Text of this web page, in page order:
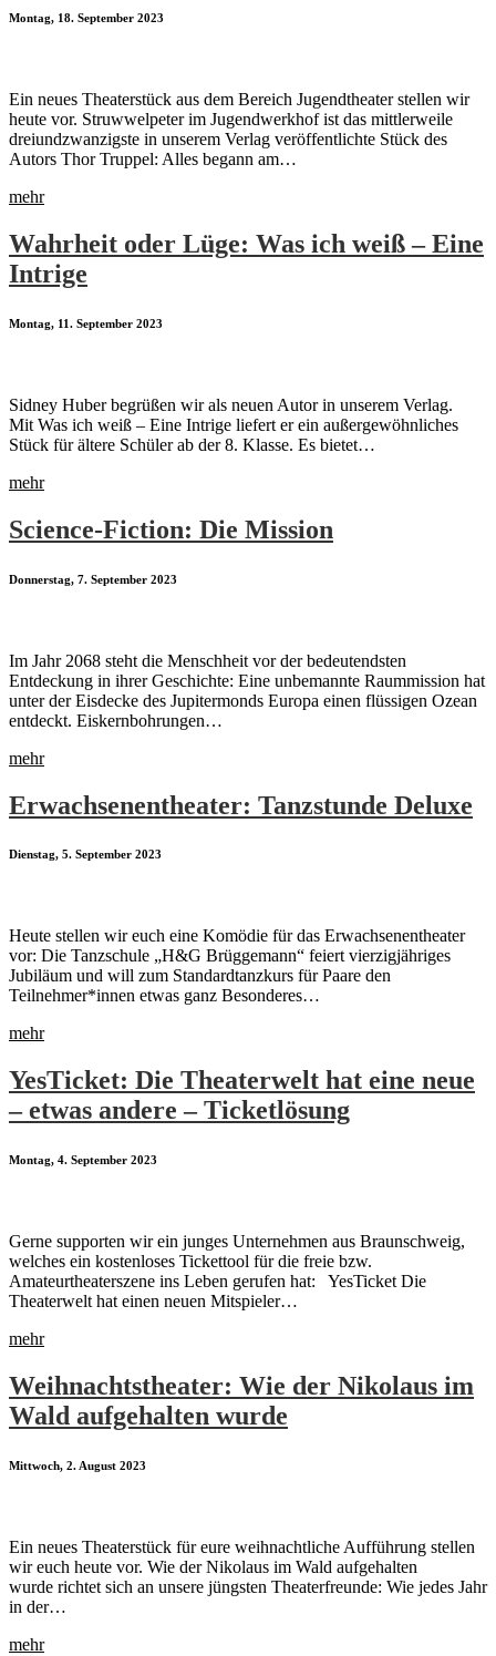
Montag, 18. September 2023
Ein neues Theaterstück aus dem Bereich Jugendtheater stellen wir
heute vor. Struwwelpeter im Jugendwerkhof ist das mittlerweile
dreiundzwanzigste in unserem Verlag veröffentlichte Stück des
Autors Thor Truppel: Alles begann am…
mehr
Wahrheit oder Lüge: Was ich weiß – Eine
Intrige
Montag, 11. September 2023
Sidney Huber begrüßen wir als neuen Autor in unserem Verlag.
Mit Was ich weiß – Eine Intrige liefert er ein außergewöhnliches
Stück für ältere Schüler ab der 8. Klasse. Es bietet…
mehr
Science-Fiction: Die Mission
Donnerstag, 7. September 2023
Im Jahr 2068 steht die Menschheit vor der bedeutendsten
Entdeckung in ihrer Geschichte: Eine unbemannte Raummission hat
unter der Eisdecke des Jupitermonds Europa einen flüssigen Ozean
entdeckt. Eiskernbohrungen…
mehr
Erwachsenentheater: Tanzstunde Deluxe
Dienstag, 5. September 2023
Heute stellen wir euch eine Komödie für das Erwachsenentheater
vor: Die Tanzschule „H&G Brüggemann“ feiert vierzigjähriges
Jubiläum und will zum Standardtanzkurs für Paare den
Teilnehmer*innen etwas ganz Besonderes…
mehr
YesTicket: Die Theaterwelt hat eine neue
– etwas andere – Ticketlösung
Montag, 4. September 2023
Gerne supporten wir ein junges Unternehmen aus Braunschweig,
welches ein kostenloses Tickettool für die freie bzw.
Amateurtheaterszene ins Leben gerufen hat: YesTicket Die
Theaterwelt hat einen neuen Mitspieler…
mehr
Weihnachtstheater: Wie der Nikolaus im
Wald aufgehalten wurde
Mittwoch, 2. August 2023
Ein neues Theaterstück für eure weihnachtliche Aufführung stellen
wir euch heute vor. Wie der Nikolaus im Wald aufgehalten
wurde richtet sich an unsere jüngsten Theaterfreunde: Wie jedes Jahr
in der…
mehr